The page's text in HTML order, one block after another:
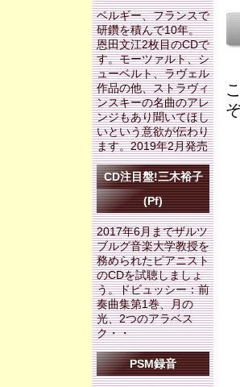
ベルギー、フランスで
研鑽を積んで10年。
恩田文江2枚目のCDで
す。モーツァルト、シ
ューベルト、ラヴェル
作品の他、ストラヴィ
ンスキーの名曲のアレ
ンジもあり聞いてほし
いという意欲が伝わり
ます。2019年2月発売
CD注目盤!三木裕子
(Pf)
2017年6月までザルツ
ブルグ音楽大学教授を
務められたピアニスト
のCDを試聴しましょ
う。ドビュッシー：前
奏曲集第1巻、月の
光、2つのアラベス
ク・・
PSM録音